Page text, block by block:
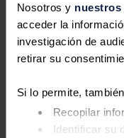
Nosotros y nuestros
acceder la
investigación de
retirar su
Si lo permite,
Recopilar
Identificar su